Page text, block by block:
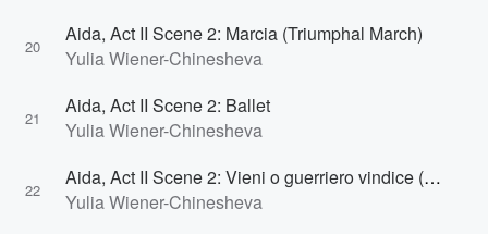
20
Aida, Act II Scene 2: Marcia (Triumphal March)
Yulia Wiener-Chinesheva
21
Aida, Act II Scene 2: Ballet
Yulia Wiener-Chinesheva
22
Aida, Act II Scene 2: Vieni o guerriero vindice (Popolo, Sacerdoti)
Yulia Wiener-Chinesheva